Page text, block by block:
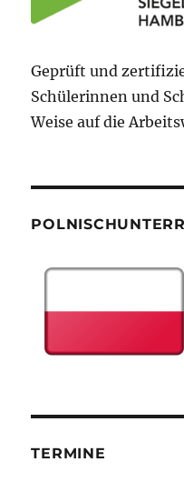
Geprüft und
Schülerinnen und
Weise auf die
TERMINE